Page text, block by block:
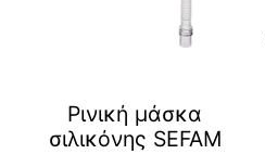
Ρινική μάσκα
σιλικόνης SEFAM